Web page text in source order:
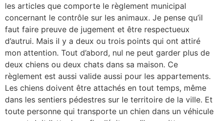
les articles que comporte le règlement municipal
concernant le contrôle sur les animaux. Je pense qu’il
faut faire preuve de jugement et être respectueux
d’autrui. Mais il y a deux ou trois points qui ont attiré
mon attention. Tout d’abord, nul ne peut garder plus de
deux chiens ou deux chats dans sa maison. Ce
règlement est aussi valide aussi pour les appartements.
Les chiens doivent être attachés en tout temps, même
dans les sentiers pédestres sur le territoire de la ville. Et
toute personne qui transporte un chien dans un véhicule